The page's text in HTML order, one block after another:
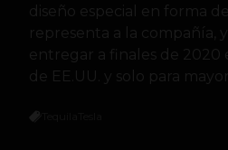
diseño especial en forma
representa a la compañía,
entregar a finales de 2020
de EE.UU. y solo para